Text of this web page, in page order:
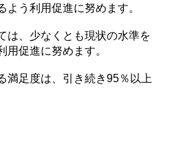
よう利用促進に努めます。
は、少なくとも現状の水準を
用促進に努めます。
満足度は、引き続き95％以上